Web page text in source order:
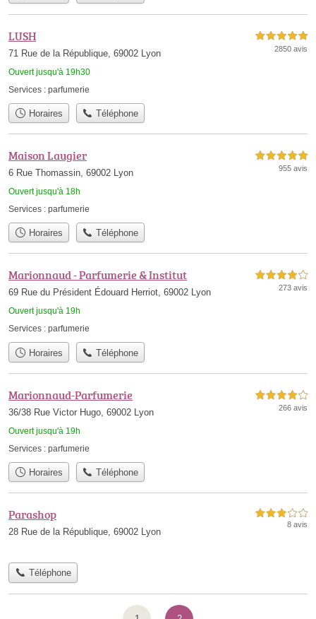
LUSH
71 Rue de la République, 69002 Lyon
Ouvert jusqu'à 19h30
5,0 étoiles sur 5
2850 avis
Services : parfumerie
Horaires Téléphone
Maison Laugier
6 Rue Thomassin, 69002 Lyon
Ouvert jusqu'à 18h
5,0 étoiles sur 5
955 avis
Services : parfumerie
Horaires Téléphone
Marionnaud - Parfumerie & Institut
69 Rue du Président Édouard Herriot, 69002 Lyon
Ouvert jusqu'à 19h
4,0 étoiles sur 5
273 avis
Services : parfumerie
Horaires Téléphone
Marionnaud-Parfumerie
36/38 Rue Victor Hugo, 69002 Lyon
Ouvert jusqu'à 19h
4,0 étoiles sur 5
266 avis
Services : parfumerie
Horaires Téléphone
Parashop
28 Rue de la République, 69002 Lyon
3,0 étoiles sur 5
8 avis
Téléphone